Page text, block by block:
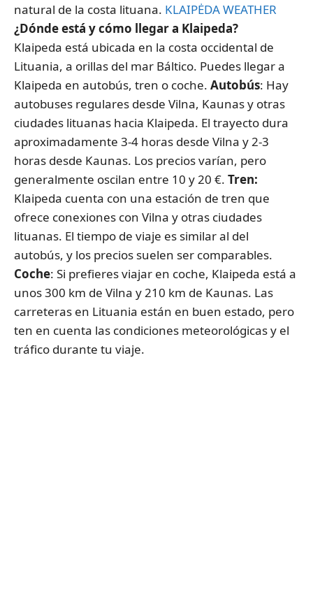
natural de la costa lituana. KLAIPĖDA WEATHER
¿Dónde está y cómo llegar a Klaipeda?
Klaipeda está ubicada en la costa occidental de
Lituania, a orillas del mar Báltico. Puedes llegar a
Klaipeda en autobús, tren o coche. Autobús: Hay
autobuses regulares desde Vilna, Kaunas y otras
ciudades lituanas hacia Klaipeda. El trayecto dura
aproximadamente 3-4 horas desde Vilna y 2-3
horas desde Kaunas. Los precios varían, pero
generalmente oscilan entre 10 y 20 €. Tren:
Klaipeda cuenta con una estación de tren que
ofrece conexiones con Vilna y otras ciudades
lituanas. El tiempo de viaje es similar al del
autobús, y los precios suelen ser comparables.
Coche: Si prefieres viajar en coche, Klaipeda está a
unos 300 km de Vilna y 210 km de Kaunas. Las
carreteras en Lituania están en buen estado, pero
ten en cuenta las condiciones meteorológicas y el
tráfico durante tu viaje.